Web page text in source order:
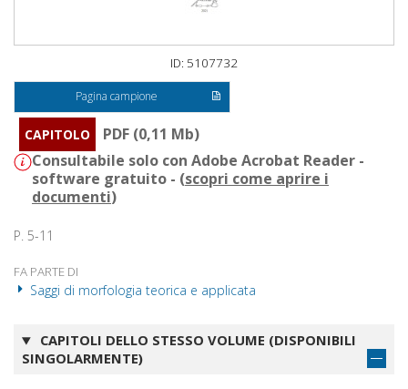
ID: 5107732
Pagina campione
CAPITOLO
PDF (0,11 Mb)
Consultabile solo con Adobe Acrobat Reader -
software gratuito - (scopri come aprire i
documenti)
P. 5-11
FA PARTE DI
Saggi di morfologia teorica e applicata
CAPITOLI DELLO STESSO VOLUME (DISPONIBILI
SINGOLARMENTE)